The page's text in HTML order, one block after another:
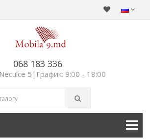
068 183 336
5|График: 9:00 - 18:00